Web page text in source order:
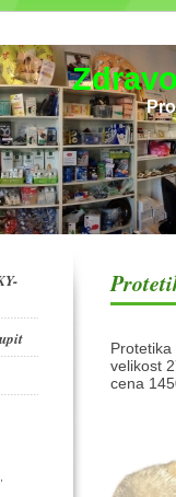
Protetika
velikost
cena